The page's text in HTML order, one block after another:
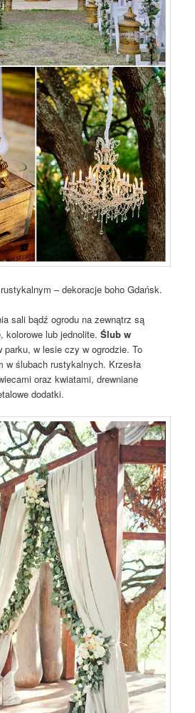
– dekoracje boho Gdańsk.
sali bądź ogrodu na zewnątrz są
kolorowe lub jednolite.Ślub w
parku, w lesie czy w ogrodzie. To
w ślubach rustykalnych. Krzesła
oraz kwiatami, drewniane
dodatki.